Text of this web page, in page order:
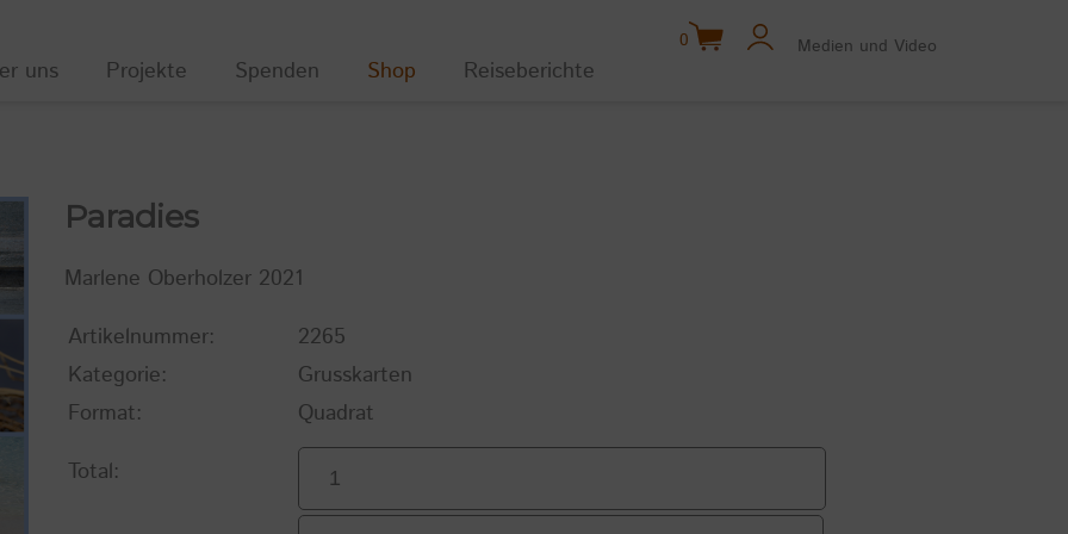
uns Projekte Spenden Shop Reiseberichte
0 Medien und Video
Paradies
Marlene Oberholzer 2021
Artikelnummer:
2265
Kategorie:
Grusskarten
Format:
Quadrat
Total: